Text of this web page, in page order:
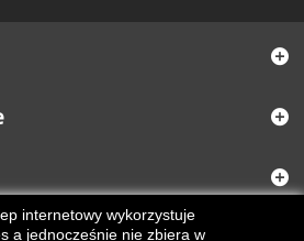
internetowy wykorzystuje
a jednocześnie nie zbiera w